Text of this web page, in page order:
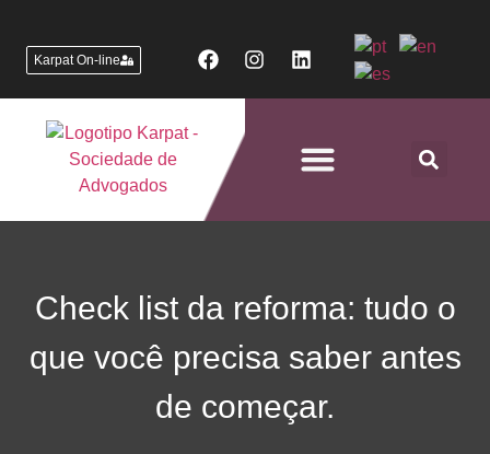
Karpat On-line
Check list da reforma: tudo o
que você precisa saber antes
de começar.